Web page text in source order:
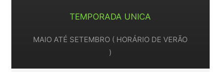
TEMPORADA UNICA
MAIO ATÉ SETEMBRO ( HORÁRIO DE VERÃO
)